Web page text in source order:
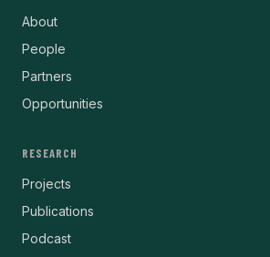
About
People
Partners
Opportunities
RESEARCH
Projects
Publications
Podcast